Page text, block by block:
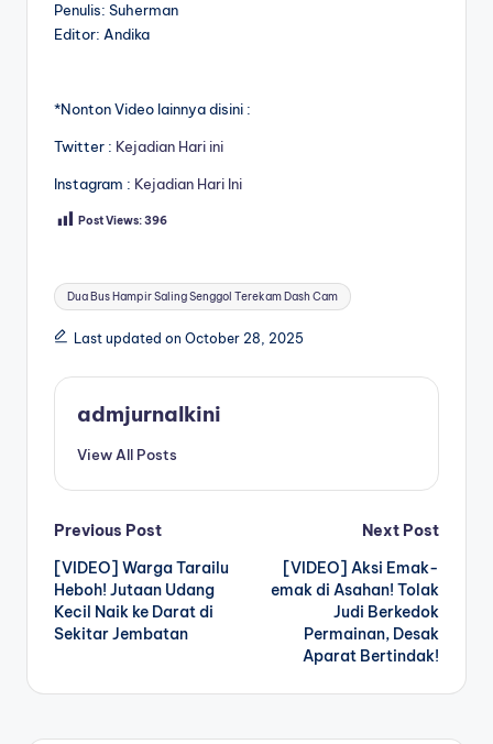
Penulis: Suherman
Editor: Andika
*Nonton Video lainnya disini :
Twitter : Kejadian Hari ini
Instagram : Kejadian Hari Ini
Post Views:396
Tags:
Dua Bus Hampir Saling Senggol Terekam Dash Cam
Last updated on October 28, 2025
admjurnalkini
View All Posts
Post
navigation
Previous Post
[VIDEO] Warga Tarailu
Heboh! Jutaan Udang
Kecil Naik ke Darat di
Sekitar Jembatan
Next Post
[VIDEO] Aksi Emak-
emak di Asahan! Tolak
Judi Berkedok
Permainan, Desak
Aparat Bertindak!